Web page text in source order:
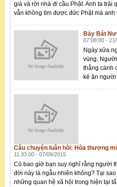
già và rời nhà đi cầu Phật. Anh ta
vẫn không tìm được đức Phật mà anh
Bảy Bát
07:08:00 -
Ngày xửa
vùng.
thẳng cánh
kẻ ăn
Câu chuyện luân hồi: Hòa thượng
11:33:00 - 07/09/2015
Có bao giờ bạn suy nghĩ rằng người
đời này là ngẫu nhiên không? Tại
những quan hệ xã hội trong hiện tại